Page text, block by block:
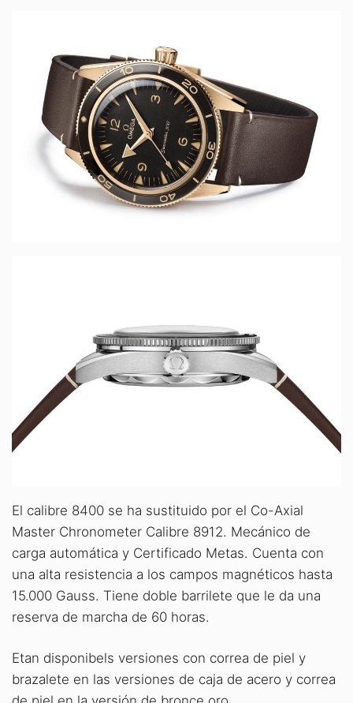
El calibre 8400 se ha sustituido por el Co-Axial
Master Chronometer Calibre 8912. Mecánico de
carga automática y Certificado Metas. Cuenta con
una alta resistencia a los campos magnéticos hasta
15.000 Gauss. Tiene doble barrilete que le da una
reserva de marcha de 60 horas.
Etan disponibels versiones con correa de piel y
brazalete en las versiones de caja de acero y correa